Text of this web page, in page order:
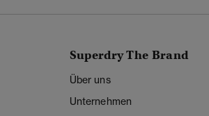
Superdry The Brand
Über uns
Unternehmen